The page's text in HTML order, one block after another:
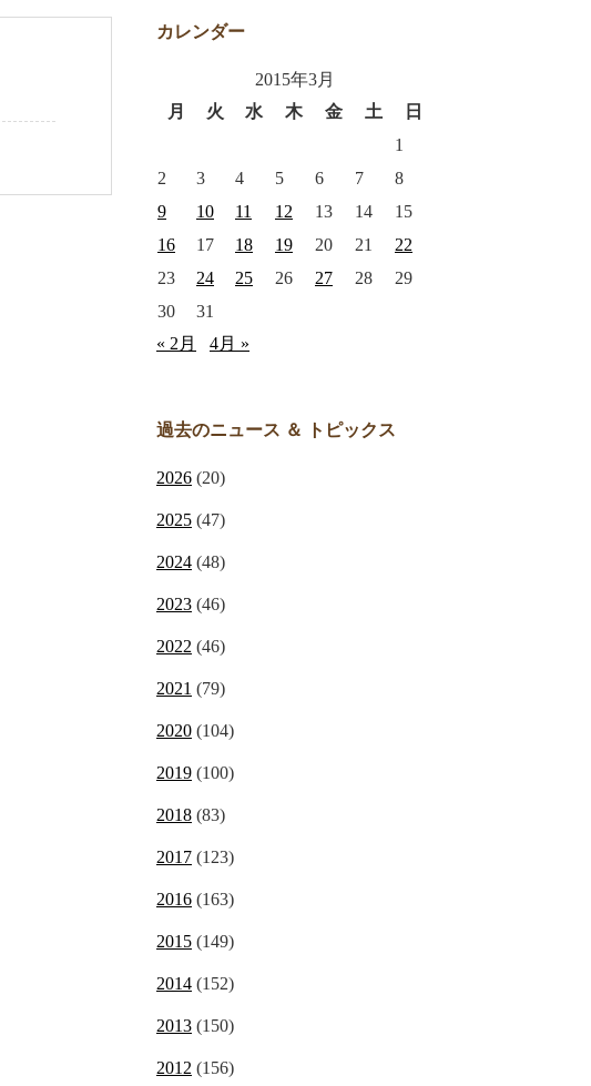
カレンダー
2015年3月
月
火 水 木 金 土
日
1
2
3 4 5 6 7
8
9
10 11 12 13 14
15
16
17 18 19 20 21
22
23
24 25 26 27 28
29
30
31
« 2月
4月 »
過去のニュース ＆ トピックス
2026 (20)
2025 (47)
2024 (48)
2023 (46)
2022 (46)
2021 (79)
2020 (104)
2019 (100)
2018 (83)
2017 (123)
2016 (163)
2015 (149)
2014 (152)
2013 (150)
2012 (156)